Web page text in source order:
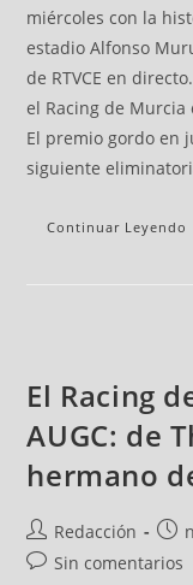
miércoles con la
estadio Alfonso
de RTVCE en
el Racing de Murcia
El premio gordo en
siguiente
Continuar Leyendo
El Racing
AUGC: de
hermano
Redacción
Sin comentarios